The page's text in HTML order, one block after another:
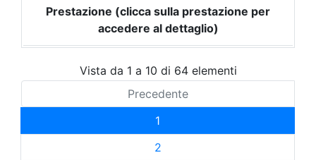
Prestazione (clicca sulla prestazione per
accedere al dettaglio)
Vista da 1 a 10 di 64 elementi
Precedente
1
2